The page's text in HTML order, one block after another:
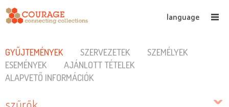
language
GYŰJTEMÉNYEK SZERVEZETEK
SZEMÉLYEK
ESEMÉNYEK
AJÁNLOTT TÉTELEK
ALAPVETŐ INFORMÁCIÓK